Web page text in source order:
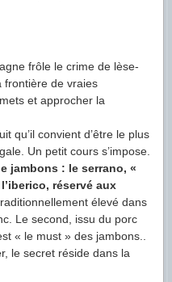
frôle le crime de lèse-
frontière de vraies
et approcher la
qu’il convient d’être le plus
Un petit cours s’impose.
jambons : le serrano, «
réservé aux
élevé dans
Le second, issu du porc
« le must » des jambons..
le secret réside dans la